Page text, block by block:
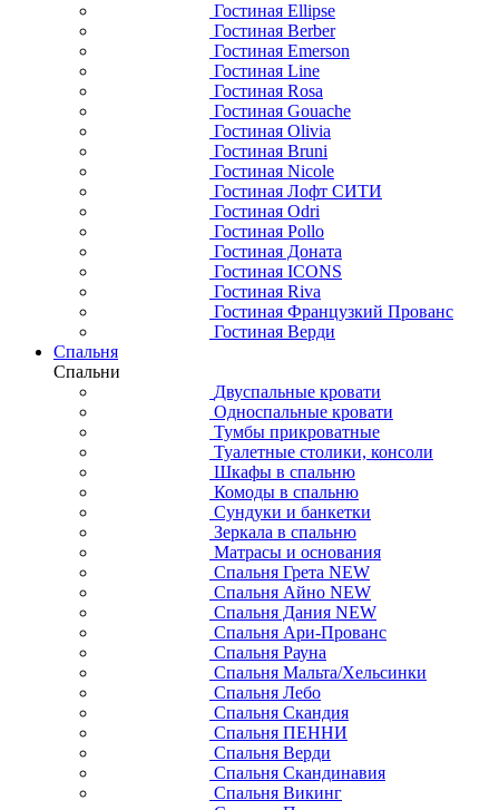
Гостиная Ellipse
Гостиная Berber
Гостиная Emerson
Гостиная Line
Гостиная Rosa
Гостиная Gouache
Гостиная Olivia
Гостиная Bruni
Гостиная Nicole
Гостиная Лофт СИТИ
Гостиная Odri
Гостиная Pollo
Гостиная Доната
Гостиная ICONS
Гостиная Riva
Гостиная Французкий Прованс
Гостиная Верди
Спальня
Спальни
Двуспальные кровати
Односпальные кровати
Тумбы прикроватные
Туалетные столики, консоли
Шкафы в спальню
Комоды в спальню
Сундуки и банкетки
Зеркала в спальню
Матрасы и основания
Спальня Грета NEW
Спальня Айно NEW
Спальня Дания NEW
Спальня Ари-Прованс
Спальня Рауна
Спальня Мальта/Хельсинки
Спальня Лебо
Спальня Скандия
Спальня ПЕННИ
Спальня Верди
Спальня Скандинавия
Спальня Викинг